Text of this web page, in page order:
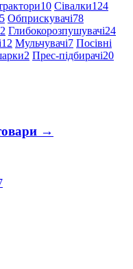
10 Сівалки124
Обприскувачі78
Глибокорозпушувачі24
12 Мульчувачі7 Посівні
2 Прес-підбирачі20
→